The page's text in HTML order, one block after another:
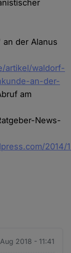
der Alanus
artikel/waldorf-
an-der-
am
News-
2014/
2018 - 11:41